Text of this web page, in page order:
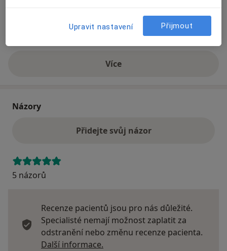
Na teto adrese lékař přijímá pacienty na pojišťovnu
Víceo adrese
Názory
Přidejte svůj názor
5 názorů
Recenze pacientů jsou pro nás důležité.
Specialisté nemají možnost zaplatit za
odstranění nebo změnu recenze pacienta.
Další informace.
Upravit nastavení Přijmout